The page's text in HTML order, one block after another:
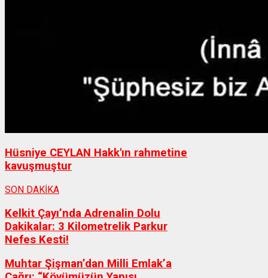
Hüsniye CEYLAN Hakk'ın rahmetine
kavuşmuştur
SON DAKİKA
Kelkit Çayı’nda Adrenalin Dolu
Dakikalar: 3 Kilometrelik Parkur
Nefes Kesti!
Muhtar Şişman’dan Milli Emlak’a